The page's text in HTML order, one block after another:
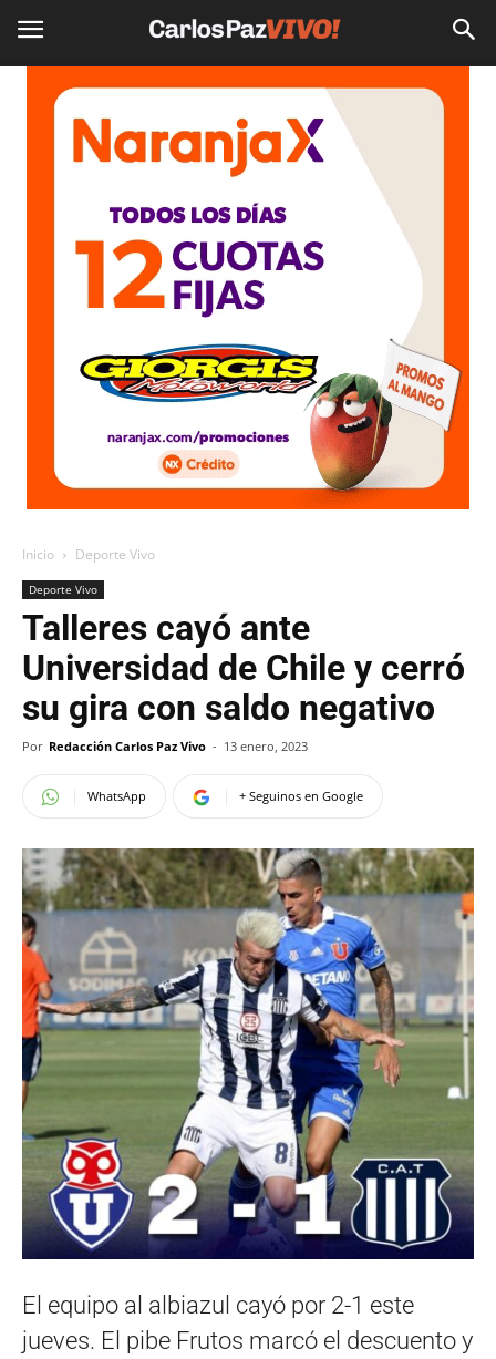
Inicio Deporte Vivo
Deporte Vivo
Talleres cayó ante
Universidad de Chile y cerró
su gira con saldo negativo
Por Redacción Carlos Paz Vivo - 13 enero, 2023
WhatsApp + Seguinos en Google
El equipo al albiazul cayó por 2-1 este
jueves. El pibe Frutos marcó el descuento y